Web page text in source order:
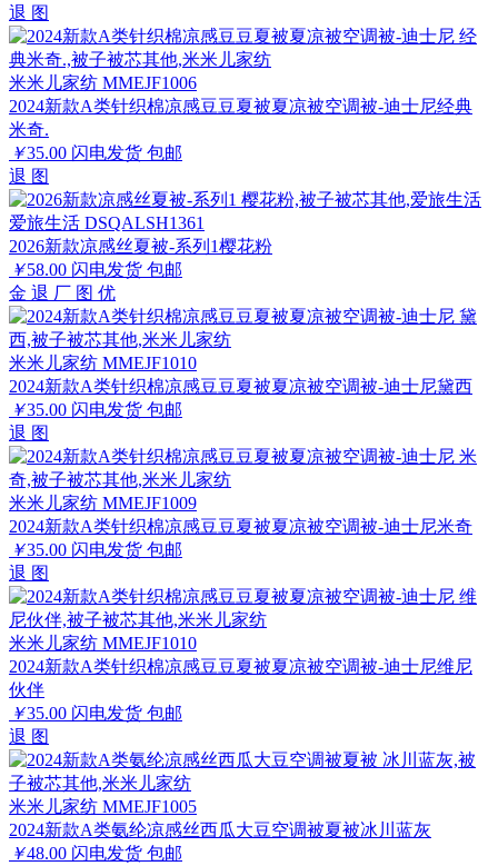
退 图
米米儿家纺 MMEJF1006
2024新款A类针织棉凉感豆豆夏被夏凉被空调被-迪士尼经典
米奇.
￥35.00 闪电发货 包邮
退 图
爱旅生活 DSQALSH1361
2026新款凉感丝夏被-系列1樱花粉
￥58.00 闪电发货 包邮
金 退 厂 图 优
米米儿家纺 MMEJF1010
2024新款A类针织棉凉感豆豆夏被夏凉被空调被-迪士尼黛西
￥35.00 闪电发货 包邮
退 图
米米儿家纺 MMEJF1009
2024新款A类针织棉凉感豆豆夏被夏凉被空调被-迪士尼米奇
￥35.00 闪电发货 包邮
退 图
米米儿家纺 MMEJF1010
2024新款A类针织棉凉感豆豆夏被夏凉被空调被-迪士尼维尼
伙伴
￥35.00 闪电发货 包邮
退 图
米米儿家纺 MMEJF1005
2024新款A类氨纶凉感丝西瓜大豆空调被夏被冰川蓝灰
￥48.00 闪电发货 包邮